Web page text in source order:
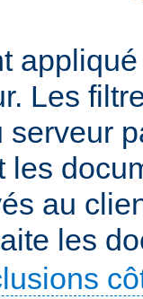
Les
serveur
les
au
les